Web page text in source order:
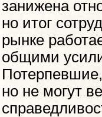
занижена
но итог
рынке
общими
но не могут